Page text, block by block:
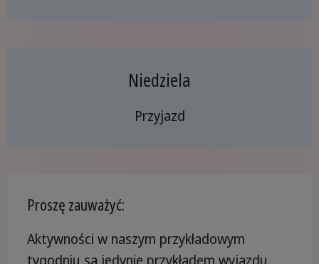
Niedziela
Przyjazd
Proszę zauważyć:
Aktywności w naszym przykładowym